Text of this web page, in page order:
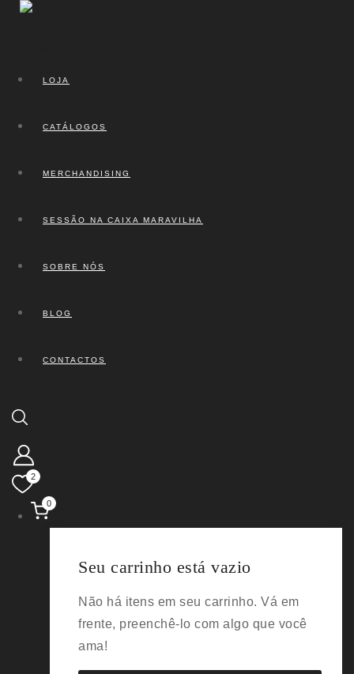
LOJA
CATÁLOGOS
MERCHANDISING
SESSÃO NA CAIXA MARAVILHA
SOBRE NÓS
BLOG
CONTACTOS
2
0
Seu carrinho está vazio
Não há itens em seu carrinho. Vá em
frente, preenchê-lo com algo que você
ama!